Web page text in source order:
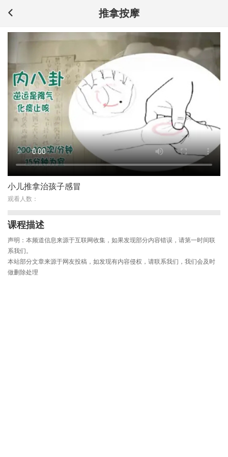
推拿按摩
小儿推拿治孩子感冒
观看人数：
课程描述
声明：本频道信息来源于互联网收集，如果发现部分内容错误，请第一时间联
系我们。
本站部分文章来源于网友投稿，如发现有内容侵权，请联系我们，我们会及时
做删除处理